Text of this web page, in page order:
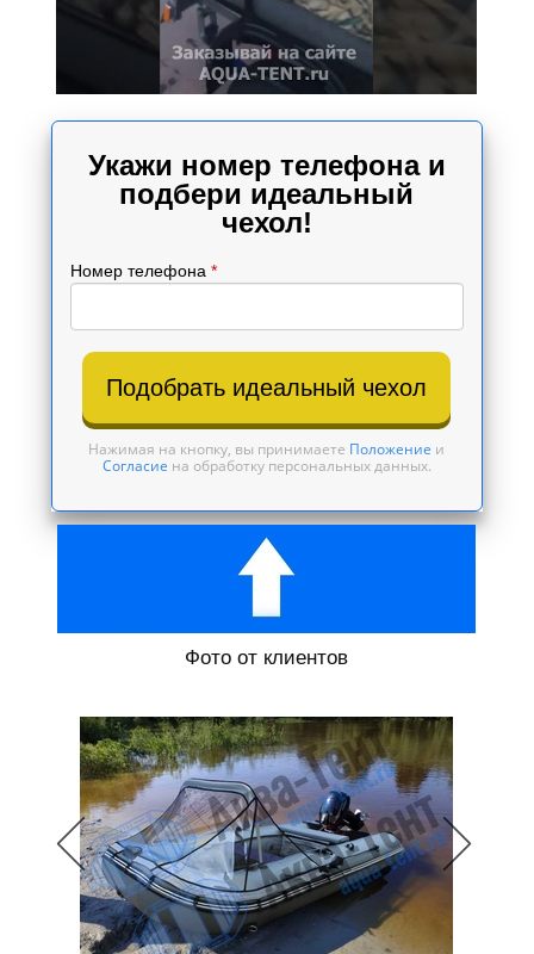
Укажи номер телефона и
подбери идеальный
чехол!
Номер телефона *
Подобрать идеальный чехол
Нажимая на кнопку, вы принимаете Положение и
Согласие на обработку персональных данных.
Фото от клиентов